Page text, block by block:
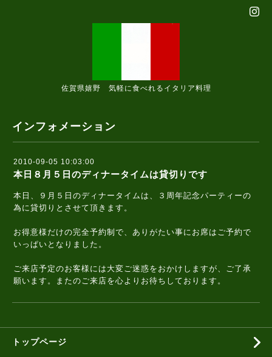
佐賀県嬉野 気軽に食べれるイタリア料理
インフォメーション
2010-09-05 10:03:00
本日８月５日のディナータイムは貸切りです
本日、９月５日のディナータイムは、３周年記念パーティーの
為に貸切りとさせて頂きます。
お得意様だけの完全予約制で、ありがたい事にお席はご予約で
いっぱいとなりました。
ご来店予定のお客様には大変ご迷惑をおかけしますが、ご了承
願います。またのご来店を心よりお待ちしております。
トップページ